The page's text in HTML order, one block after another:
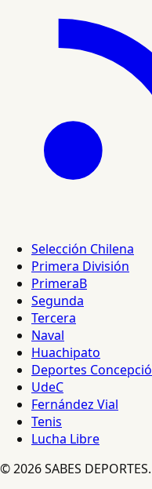
Selección Chilena
Primera División
PrimeraB
Segunda
Tercera
Naval
Huachipato
Deportes
UdeC
Fernández Vial
Tenis
Lucha Libre
© 2026 SABES